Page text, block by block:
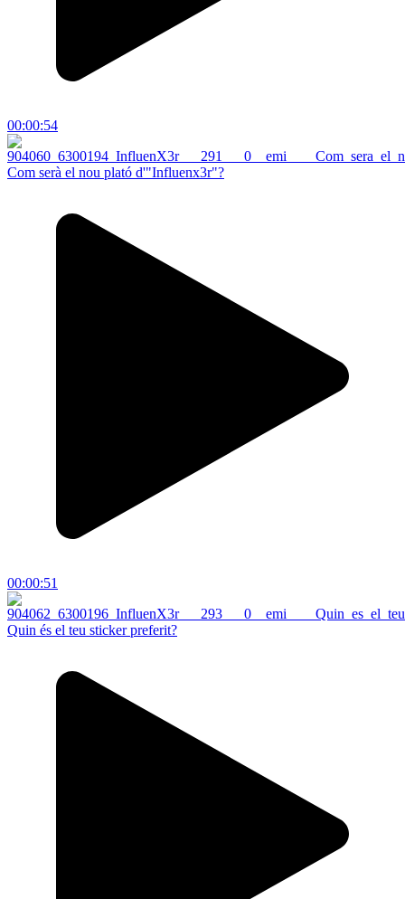
00:00:54
Com serà el nou plató d'"Influenx3r"?
00:00:51
Quin és el teu sticker preferit?